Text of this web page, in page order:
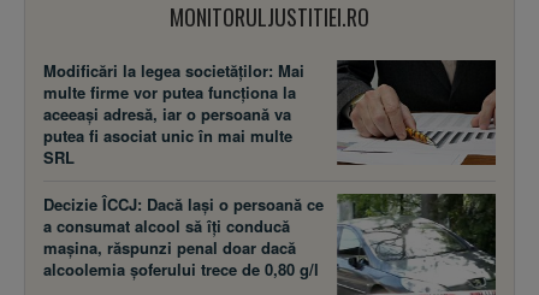
MONITORULJUSTITIEI.RO
Modificări la legea societăţilor: Mai
multe firme vor putea funcţiona la
aceeaşi adresă, iar o persoană va
putea fi asociat unic în mai multe
SRL
Decizie ÎCCJ: Dacă laşi o persoană ce
a consumat alcool să îţi conducă
maşina, răspunzi penal doar dacă
alcoolemia şoferului trece de 0,80 g/l